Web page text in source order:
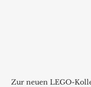
Zur neuen LEGO-